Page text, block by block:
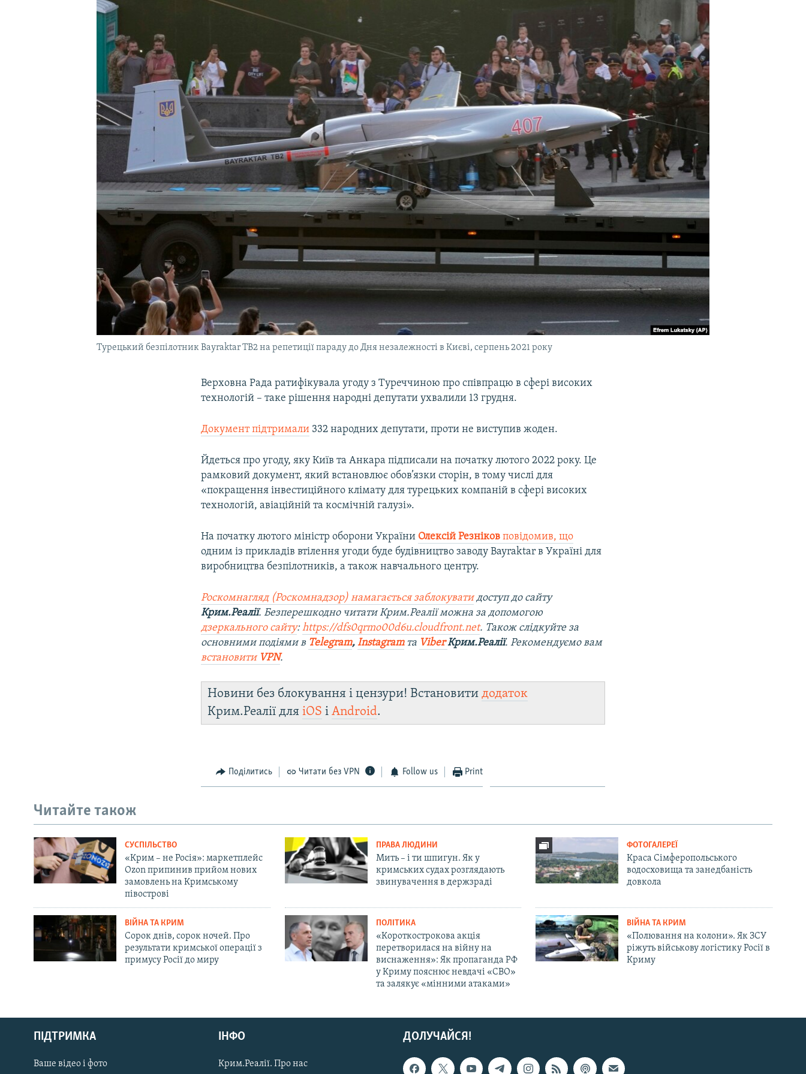
УКРАЇНСЬКА ПРОБЛЕМА КРИМУ
Русский
Qırımtatar
ДОЛУЧАЙСЯ!
Турецький безпілотник Bayraktar TB2 на репетиції параду до Дня незалежності в Києві, серпень 2021 року
Верховна Рада ратифікувала угоду з Туреччиною про співпрацю в сфері високих
технологій – таке рішення народні депутати ухвалили 13 грудня.
Документ підтримали 332 народних депутати, проти не виступив жоден.
Йдеться про угоду, яку Київ та Анкара підписали на початку лютого 2022 року. Це
рамковий документ, який встановлює обов’язки сторін, в тому числі для
«покращення інвестиційного клімату для турецьких компаній в сфері високих
технологій, авіаційній та космічній галузі».
На початку лютого міністр оборони України Олексій Резніков повідомив, що
одним із прикладів втілення угоди буде будівництво заводу Bayraktar в Україні для
виробництва безпілотників, а також навчального центру.
Роскомнагляд (Роскомнадзор) намагається заблокуватидоступ до сайту
Крим.Реалії. Безперешкодно читати Крим.Реалії можна за допомогою
дзеркального сайту:https://dfs0qrmo00d6u.cloudfront.net. Також слідкуйте за
основними подіями в Telegram,Instagramта ViberКрим.Реалії. Рекомендуємо вам
встановити VPN.
Новини без блокування і цензури! Встановитидодаток
Крим.Реалії дляiOS іAndroid.
Поділитись Читати без VPN Follow us Print
Читайте також
СУСПІЛЬСТВО
«Крим – не Росія»: маркетплейс
Ozon припинив прийом нових
замовлень на Кримському
півострові
ПРАВА ЛЮДИНИ
Мить – і ти шпигун. Як у
кримських судах розглядають
звинувачення в держзраді
ФОТОГАЛЕРЕЇ
Краса Сімферопольського
водосховища та занедбаність
довкола
ВІЙНА ТА КРИМ
Сорок днів, сорок ночей. Про
результати кримської операції з
примусу Росії до миру
ПОЛІТИКА
«Короткострокова акція
перетворилася на війну на
виснаження»: Як пропаганда РФ
у Криму пояснює невдачі «СВО»
та залякує «мінними атаками»
ВІЙНА ТА КРИМ
«Полювання на колони». Як ЗСУ
ріжуть військову логістику Росії в
Криму
ДОЛУЧАЙСЯ!
ПІДТРИМКА
Ваше відео і фото
ІНФО
Крим.Реалії. Про нас